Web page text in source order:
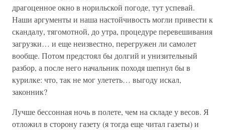
драгоценное окно в норильской погоде, тут успевай.
Наши аргументы и наша настойчивость могли привести к
скандалу, тягомотной, до утра, процедуре перевешивания
загрузки… и еще неизвестно, перегружен ли самолет
вообще. Потом предстоял бы долгий и унизительный
разбор, а после него начальник походя шепнул бы в
курилке: что, так не мог улететь… выгоду искал,
законник?
Лучше бессонная ночь в полете, чем на складе у весов. Я
отложил в сторону газету (я тогда еще читал газеты) и